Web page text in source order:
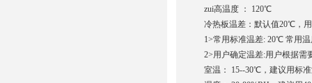
zui高温度 ： 120℃
冷热板温差：默认值20℃，
1>常用标准温差: 20℃ 常用
2>用户确定温差:用户根据
室温： 15--30℃，建议用标